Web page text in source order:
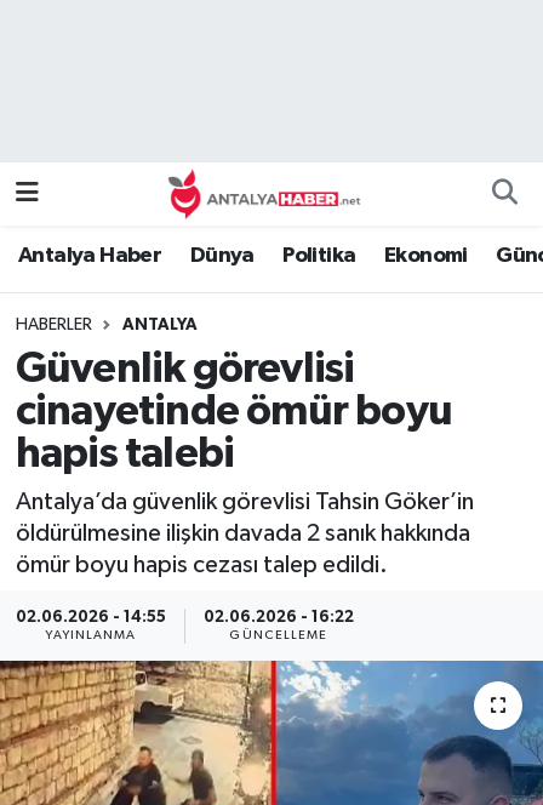
Antalya Haber Dünya Politika Ekonomi
HABERLER ANTALYA
Güvenlik görevlisi
cinayetinde ömür boyu
hapis talebi
Antalya’da güvenlik görevlisi Tahsin Göker’in
öldürülmesine ilişkin davada 2 sanık hakkında
ömür boyu hapis cezası talep edildi.
02.06.2026 - 14:55
YAYINLANMA
02.06.2026 - 16:22
GÜNCELLEME
Genel
Güncel
Güvenlik
Medya
Politika
Namaz Vakitleri
Tüm Manşetler
Son Dakika Haberleri
Haber Arşivi